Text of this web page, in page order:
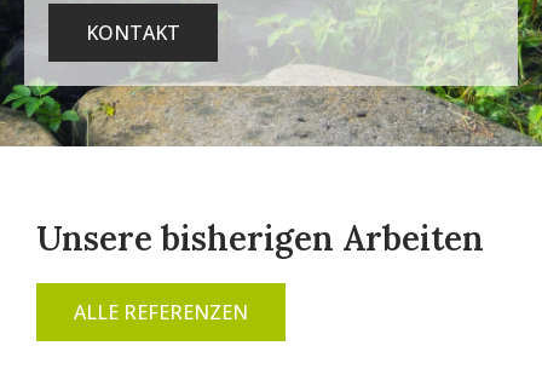
KONTAKT
Unsere bisherigen Arbeiten
ALLE REFERENZEN